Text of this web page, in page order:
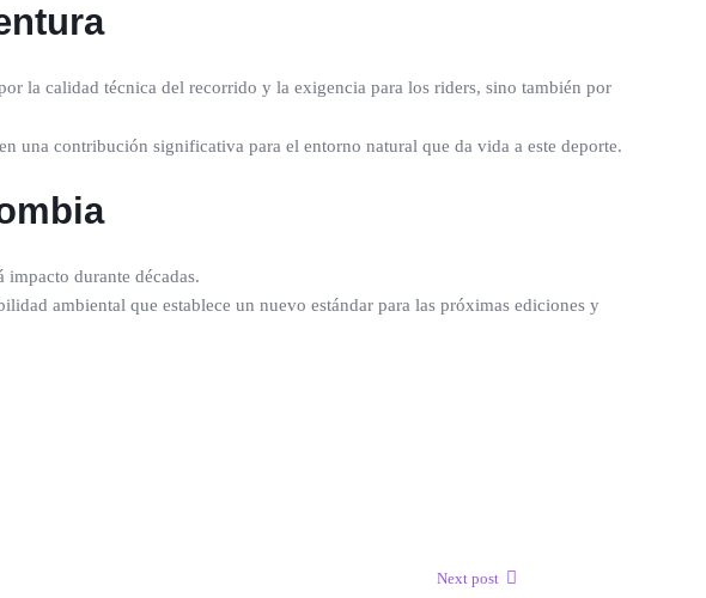
la calidad técnica del recorrido y la exigencia para los riders, sino también por
una contribución significativa para el entorno natural que da vida a este deporte.
durante décadas.
ambiental que establece un nuevo estándar para las próximas ediciones y
Next post